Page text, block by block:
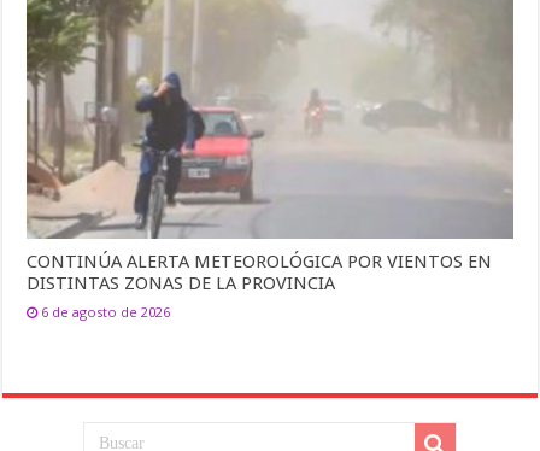
CONTINÚA ALERTA METEOROLÓGICA POR VIENTOS EN
DISTINTAS ZONAS DE LA PROVINCIA
6 de agosto de 2026